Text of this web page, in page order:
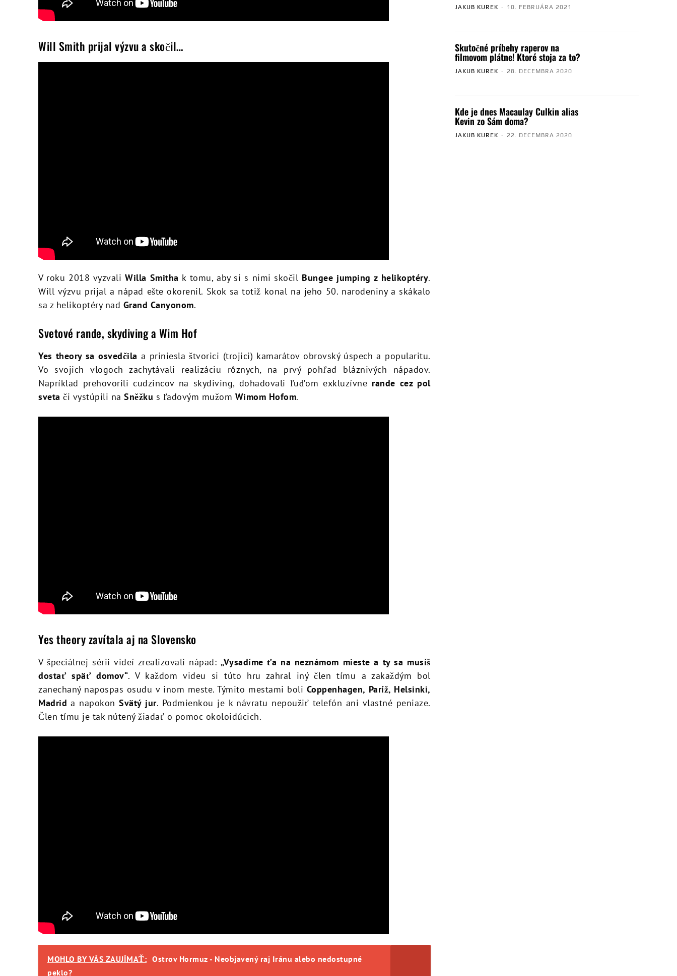
Will Smith prijal výzvu a skočil…
V roku 2018 vyzvaliWilla Smitha k tomu, aby si s nimi skočil Bungee jumping z helikoptéry.
Will výzvu prijal a nápad ešte okorenil. Skok sa totiž konal na jeho 50. narodeniny a skákalo
sa z helikoptéry nad Grand Canyonom.
Svetové rande, skydiving a Wim Hof
Yes theory sa osvedčila a priniesla štvorici (trojici) kamarátov obrovský úspech a popularitu.
Vo svojich vlogoch zachytávali realizáciu rôznych, na prvý pohľad bláznivých nápadov.
Napríklad prehovorili cudzincov na skydiving, dohadovali ľuďom exkluzívne rande cez pol
sveta či vystúpili na Sněžku s ľadovým mužom Wimom Hofom.
Yes theory zavítala aj na Slovensko
V špeciálnej sérii videí zrealizovali nápad:„Vysadíme ťa na neznámom mieste a ty sa musíš
dostať späť domov“. V každom videu si túto hru zahral iný člen tímu a zakaždým bol
zanechaný napospas osudu v inom meste. Týmito mestami boli Coppenhagen, Paríž, Helsinki,
Madrid a napokonSvätý jur. Podmienkou je k návratu nepoužiť telefón ani vlastné peniaze.
Člen tímu je tak nútený žiadať o pomoc okoloidúcich.
MOHLO BY VÁS ZAUJÍMAŤ: Ostrov Hormuz - Neobjavený raj Iránu alebo nedostupné
peklo?
JAKUB KUREK - 10. FEBRUÁRA 2021
Skutočné príbehy raperov na
filmovom plátne! Ktoré stoja za to?
JAKUB KUREK - 28. DECEMBRA 2020
Kde je dnes Macaulay Culkin alias
Kevin zo Sám doma?
JAKUB KUREK - 22. DECEMBRA 2020